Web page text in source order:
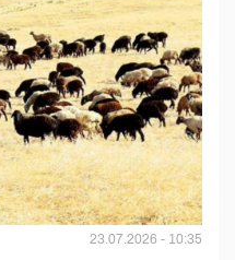
23.07.2026 - 10:35